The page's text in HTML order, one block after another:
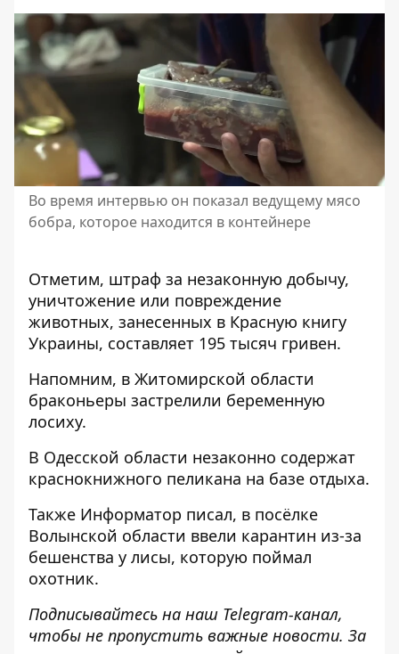
Во время интервью он показал ведущему мясо
бобра, которое находится в контейнере
Отметим, штраф за незаконную добычу,
уничтожение или повреждение
животных, занесенных в Красную книгу
Украины, составляет 195 тысяч гривен.
Напомним, в Житомирской области
браконьеры застрелили беременную
лосиху.
В Одесской области незаконно содержат
краснокнижного пеликана на базе отдыха.
Также Информатор писал, в посёлке
Волынской области ввели карантин из-за
бешенства у лисы, которую поймал
охотник.
Подписывайтесь на наш Telegram-канал,
чтобы не пропустить важные новости. За